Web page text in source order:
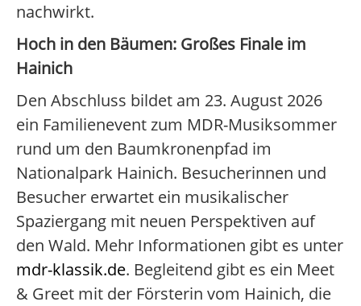
nachwirkt.
Hoch in den Bäumen: Großes Finale im
Hainich
Den Abschluss bildet am 23. August 2026
ein Familienevent zum MDR-Musiksommer
rund um den Baumkronenpfad im
Nationalpark Hainich. Besucherinnen und
Besucher erwartet ein musikalischer
Spaziergang mit neuen Perspektiven auf
den Wald. Mehr Informationen gibt es unter
mdr-klassik.de. Begleitend gibt es ein Meet
& Greet mit der Försterin vom Hainich, die